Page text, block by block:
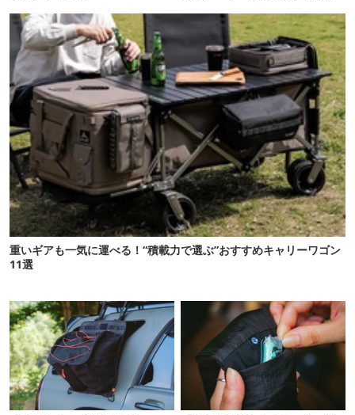
重いギアも一気に運べる！“積載力で選ぶ”おすすめキャリーワゴン
11選